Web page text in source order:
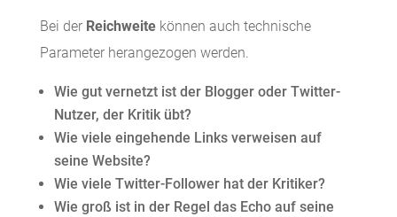
Bei der Reichweitekönnen auch technische
Parameter herangezogen werden.
Wie gut vernetzt ist der Blogger oder Twitter-
Nutzer, der Kritik übt?
Wie viele eingehende Links verweisen auf
seine Website?
Wie viele Twitter-Follower hat der Kritiker?
Wie groß ist in der Regel das Echo auf seine